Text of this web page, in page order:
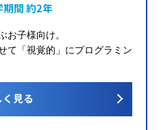
期間 約2年
お子様向け。
て「視覚的」にプログラミン
見る